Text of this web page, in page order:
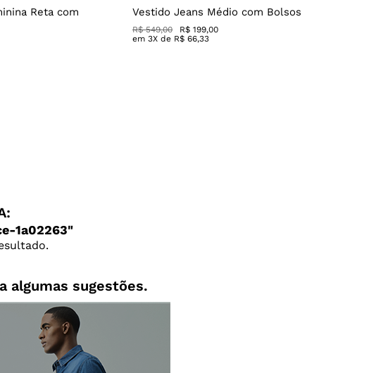
Reta com
Vestido Jeans Médio com Bolsos
R$ 549,00
R$ 199,00
em 3X de R$ 66,33
1a02263
algumas sugestões.